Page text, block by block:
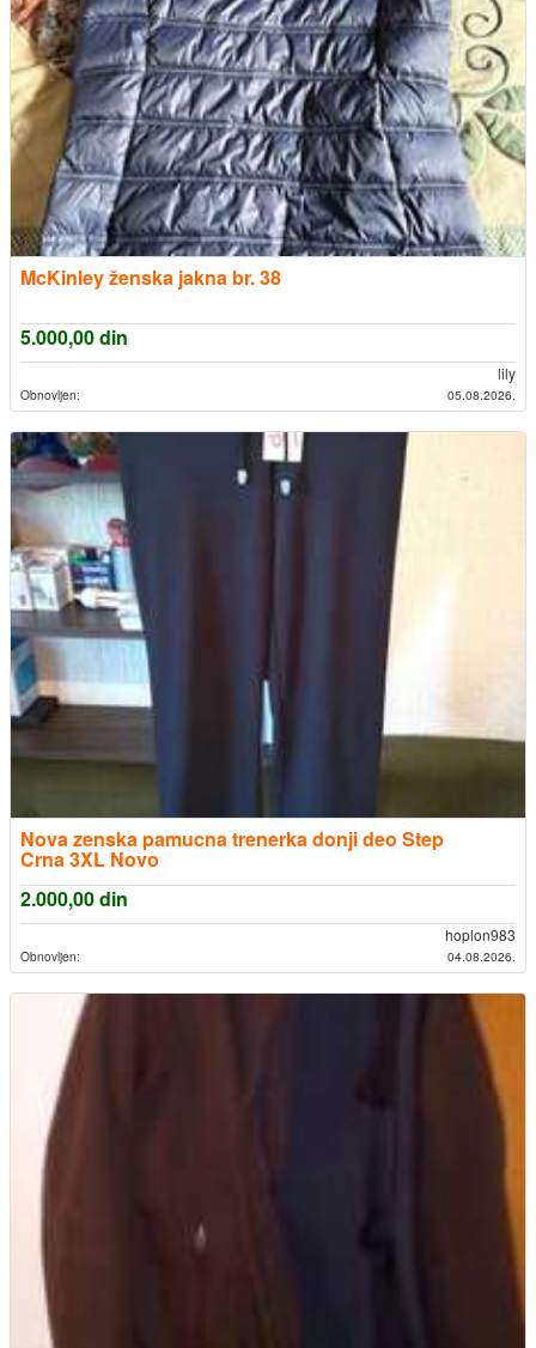
McKinley ženska jakna br. 38
5.000,00din
lily
Obnovljen: 05.08.2026.
Nova zenska pamucna trenerka donji deo Step
Crna 3XL Novo
2.000,00din
hoplon983
Obnovljen: 04.08.2026.